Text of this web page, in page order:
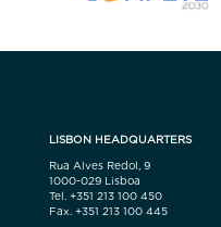
LISBON HEADQUARTERS
Rua Alves Redol, 9
1000-029 Lisboa
Tel. +351 213 100 450
Fax. +351 213 100 445